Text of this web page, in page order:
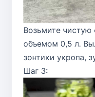
Возьмите чистую
объемом 0,5 л.
зонтики укропа,
Шаг 3: